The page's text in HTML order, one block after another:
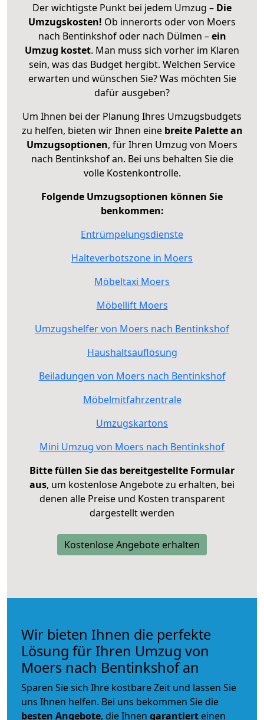
Der wichtigste Punkt bei jedem Umzug – Die
Umzugskosten! Ob innerorts oder von Moers
nach Bentinkshof oder nach Dülmen –ein
Umzug kostet. Man muss sich vorher im Klaren
sein, was das Budget hergibt. Welchen Service
erwarten und wünschen Sie? Was möchten Sie
dafür ausgeben?
Um Ihnen bei der Planung Ihres Umzugsbudgets
zu helfen, bieten wir Ihnen eine breite Palette an
Umzugsoptionen, für Ihren Umzug von Moers
nach Bentinkshof an. Bei uns behalten Sie die
volle Kostenkontrolle.
Folgende Umzugsoptionen können Sie
benkommen:
Entrümpelungsdienste
Halteverbotszone in Moers
Möbeltaxi Moers
Möbellift Moers
Umzugshelfer von Moers nach Bentinkshof
Haushaltsauflösung
Beiladungen von Moers nach Bentinkshof
Möbelmitfahrzentrale
Umzugskartons
Mini Umzug von Moers nach Bentinkshof
Bitte füllen Sie das bereitgestellte Formular
aus, um kostenlose Angebote zu erhalten, bei
denen alle Preise und Kosten transparent
dargestellt werden
Kostenlose Angebote erhalten
Wir bieten Ihnen die perfekte
Lösung für Ihren Umzug von
Moers nach Bentinkshof an
Sparen Sie sich Ihre kostbare Zeit und lassen Sie
uns Ihnen helfen. Bei uns bekommen Sie die
besten Angebote, die Ihnen garantiert einen